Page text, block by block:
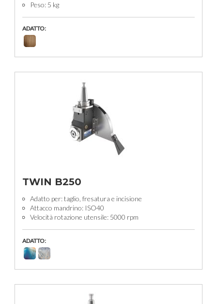
Peso: 5 kg
ADATTO:
TWIN B250
Adatto per: taglio, fresatura e incisione
Attacco mandrino: ISO40
Velocità rotazione utensile: 5000 rpm
ADATTO: